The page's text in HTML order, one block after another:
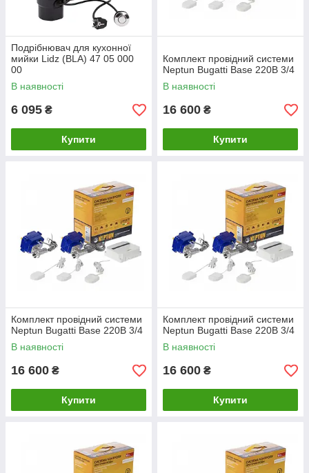
Подрібнювач для кухонної
мийки Lidz (BLA) 47 05 000
00
В наявності
6 095 ₴
Купити
Комплект провідний системи
Neptun Bugatti Base 220B 3/4
В наявності
16 600 ₴
Купити
Комплект провідний системи
Neptun Bugatti Base 220B 3/4
В наявності
16 600 ₴
Купити
Комплект провідний системи
Neptun Bugatti Base 220B 3/4
В наявності
16 600 ₴
Купити